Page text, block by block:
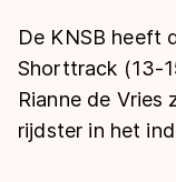
Langebaan
Shorttrack
Inlineskaten
Uitslagen
Langebaan
Shorttrack
Tijden &
De KNSB heeft
Shorttrack (13-
Rianne de Vries
rijdster in het